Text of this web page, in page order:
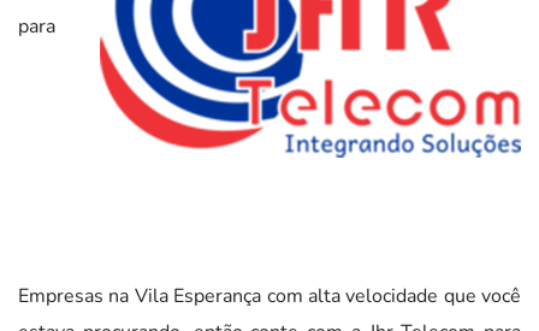
para
Empresas na Vila Esperança com alta velocidade que você